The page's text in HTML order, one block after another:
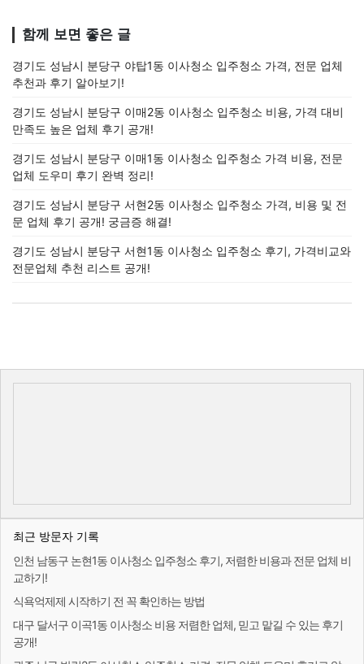
함께 보면 좋은 글
경기도 성남시 분당구 야탑1동 이사청소 입주청소 가격, 전문 업체
추천과 후기 알아보기!
경기도 성남시 분당구 이매2동 이사청소 입주청소 비용, 가격 대비
만족도 높은 업체 후기 공개!
경기도 성남시 분당구 이매1동 이사청소 입주청소 가격 비용, 전문
업체 도우미 후기 완벽 정리!
경기도 성남시 분당구 서현2동 이사청소 입주청소 가격, 비용 및 전
문 업체 후기 공개! 궁금증 해결!
경기도 성남시 분당구 서현1동 이사청소 입주청소 후기, 가격비교와
전문업체 추천 리스트 공개!
최근 방문자 기록
인천 남동구 논현1동 이사청소 입주청소 후기, 저렴한 비용과 전문 업체 비
교하기!
식욕억제제 시작하기 전 꼭 확인하는 방법
대구 달서구 이곡1동 이사청소 비용 저렴한 업체, 믿고 맡길 수 있는 후기
공개!